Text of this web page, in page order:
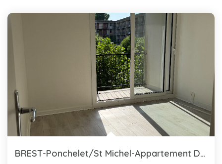
BREST-Ponchelet/St Michel-Appartement De Type 3, 64 M²,...